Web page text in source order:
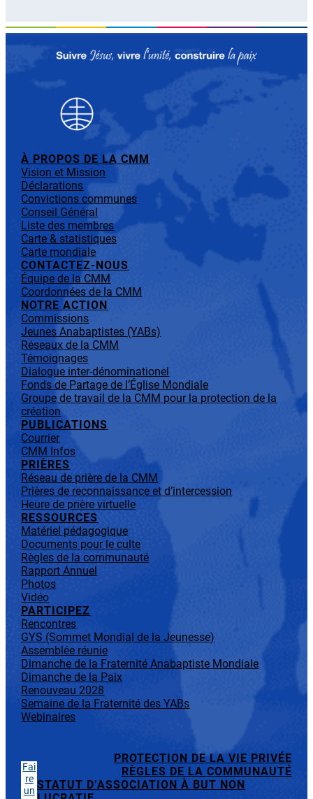
À PROPOS DE LA CMM
Vision et Mission
Déclarations
Convictions communes
Conseil Général
Liste des membres
Carte & statistiques
Carte mondiale
CONTACTEZ-NOUS
Équipe de la CMM
Coordonnées de la CMM
NOTRE ACTION
Commissions
Jeunes Anabaptistes (YABs)
Réseaux de la CMM
Témoignages
Dialogue inter-dénominationel
Fonds de Partage de l’Église Mondiale
Groupe de travail de la CMM pour la protection de la
création
PUBLICATIONS
Courrier
CMM Infos
PRIÈRES
Réseau de prière de la CMM
Prières de reconnaissance et d’intercession
Heure de prière virtuelle
RESSOURCES
Matériel pédagogique
Documents pour le culte
Règles de la communauté
Rapport Annuel
Photos
Vidéo
PARTICIPEZ
Rencontres
GYS (Sommet Mondial de la Jeunesse)
Assemblée réunie
Dimanche de la Fraternité Anabaptiste Mondiale
Dimanche de la Paix
Renouveau 2028
Semaine de la Fraternité des YABs
Webinaires
Fai
re
un
PROTECTION DE LA VIE PRIVÉE
RÈGLES DE LA COMMUNAUTÉ
STATUT D’ASSOCIATION À BUT NON